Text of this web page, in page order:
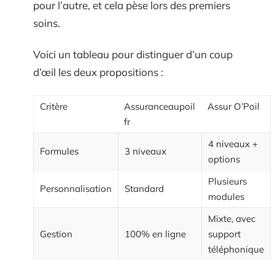
pour l’autre, et cela pèse lors des premiers
soins.
Voici un tableau pour distinguer d’un coup
d’œil les deux propositions :
Critère
Assuranceaupoil
fr
Assur O’Poil
Formules 3 niveaux
4 niveaux +
options
Personnalisation Standard
Plusieurs
modules
Gestion 100% en ligne
Mixte, avec
support
téléphonique